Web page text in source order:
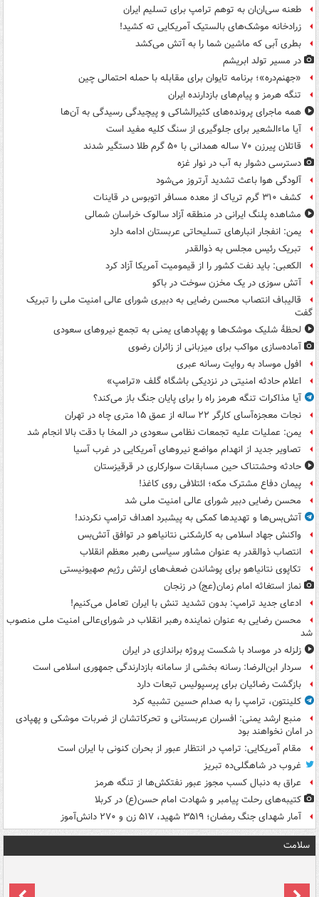
طعنه سی‌ان‌ان به توهم ترامپ برای تسلیم ایران
زرادخانه موشک‌های بالستیک آمریکایی ته کشید!
بطری آبی که ماشین شما را به آتش می‌کشد
در مسیر تولد ابریشم
«جهنم‌دره»؛ برنامه تایوان برای مقابله با حمله احتمالی چین
تنگه هرمز و پیام‌های بازدارنده ایران
همه ماجرای پرونده‌های کثیرالشاکی و پیچیدگی رسیدگی به آن‌ها
آیا ماءالشعیر برای جلوگیری از سنگ کلیه مفید است
قاتلان پیرزن ۷۰ ساله همدانی با ۵۰ گرم طلا دستگیر شدند
دسترسی دشوار به آب در نوار غزه
آلودگی هوا باعث تشدید آرتروز می‌شود
کشف ۳۱۰ گرم تریاک از معده مسافر اتوبوس در قاینات
مشاهده پلنگ ایرانی در منطقه آزاد سالوک خراسان شمالی
یمن: انفجار انبارهای تسلیحاتی عربستان ادامه دارد
تبریک رئیس مجلس به ذوالقدر
الکعبی: باید نفت کشور را از قیمومیت آمریکا آزاد کرد
آتش سوزی در یک مخزن سوخت در باکو
قالیباف انتصاب محسن رضایی به دبیری شورای عالی امنیت ملی را تبریک
گفت
لحظۀ شلیک موشک‌ها و پهپادهای یمنی به تجمع نیروهای سعودی
آماده‌سازی مواکب برای میزبانی از زائران رضوی
افول موساد به روایت رسانه عبری
اعلام حادثه امنیتی در نزدیکی باشگاه گلف «ترامپ»
آیا مذاکرات تنگه هرمز راه را برای پایان جنگ باز می‌کند؟
نجات معجزه‌آسای کارگر ۲۲ ساله از عمق ۱۵ متری چاه در تهران
یمن: عملیات علیه تجمعات نظامی سعودی در المخا با دقت بالا انجام شد
تصاویر جدید از انهدام مواضع نیروهای آمریکایی در غرب آسیا
حادثه وحشتناک حین مسابقات سوارکاری در قرقیزستان
پیمان دفاع مشترک مکه؛ ائتلافی روی کاغذ!
محسن رضایی دبیر شورای عالی امنیت ملی شد
آتش‌بس‌ها و تهدیدها کمکی به پیشبرد اهداف ترامپ نکردند!
واکنش جهاد اسلامی به کارشکنی نتانیاهو در توافق آتش‌بس
انتصاب ذوالقدر به عنوان مشاور سیاسی رهبر معظم انقلاب
تکاپوی نتانیاهو برای پوشاندن ضعف‌های ارتش رژیم صهیونیستی
نماز استغاثه امام زمان(عج) در زنجان
ادعای جدید ترامپ: بدون تشدید تنش با ایران تعامل می‌کنیم!
محسن رضایی به عنوان نماینده رهبر انقلاب در شورای‌عالی امنیت ملی منصوب
شد
زلزله در موساد با شکست پروژه براندازی در ایران
سردار ابن‌الرضا: رسانه بخشی از سامانه بازدارندگی جمهوری اسلامی است
بازگشت رضائیان برای پرسپولیس تبعات دارد
کلینتون، ترامپ را به صدام حسین تشبیه کرد
منبع ارشد یمنی: افسران عربستانی و تحرکاتشان از ضربات موشکی و پهپادی
در امان نخواهند بود
مقام آمریکایی: ترامپ در انتظار عبور از بحران کنونی با ایران است
غروب در شاهگلی‌ده تبریز
عراق به دنبال کسب مجوز عبور نفتکش‌ها از تنگه هرمز
کتیبه‌های رحلت پیامبر و شهادت امام حسن(ع) در کربلا
آمار شهدای جنگ رمضان؛ ۳۵۱۹ شهید، ۵۱۷ زن و ۲۷۰ دانش‌آموز
سلامت